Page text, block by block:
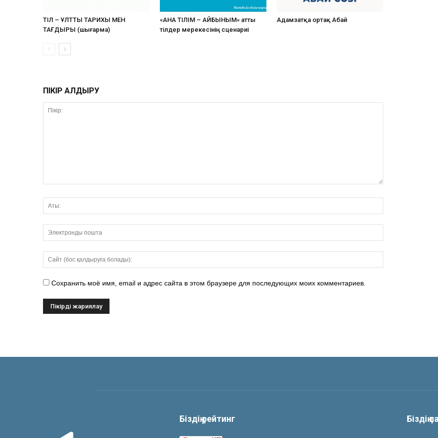
ТІЛ – ҰЛТТЫҢ ТАРИХЫ МЕН
ТАҒДЫРЫ (шығарма)
«АНА ТІЛІМ – АЙБЫНЫМ» атты
тілдер мерекесінің сценариі
Адамзатқа ортақ Абай
ПІКІР ҚАЛДЫРУ
Сохранить моё имя, email и адрес сайта в этом браузере для последующих моих комментариев.
Біздің рейтинг Біздің